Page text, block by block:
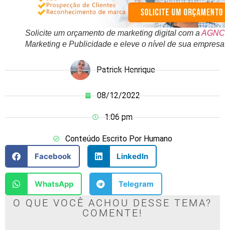
Solicite um orçamento de marketing digital com aAGNC
Marketing e Publicidade e eleve o nível de sua
Patrick Henrique
08/12/2022
1:06 pm
Conteúdo Escrito Por Humano
Facebook
LinkedIn
WhatsApp Telegram
O QUE VOCÊ ACHOU DESSE TEMA?
COMENTE!